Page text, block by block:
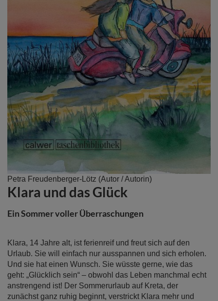
Petra Freudenberger-Lötz (Autor / Autorin)
Klara und das Glück
Ein Sommer voller Überraschungen
Klara, 14 Jahre alt, ist ferienreif und freut sich auf den
Urlaub. Sie will einfach nur ausspannen und sich erholen.
Und sie hat einen Wunsch. Sie wüsste gerne, wie das
geht: „Glücklich sein“ – obwohl das Leben manchmal echt
anstrengend ist! Der Sommerurlaub auf Kreta, der
zunächst ganz ruhig beginnt, verstrickt Klara mehr und
Zum
Anfang
der
Bildergalerie